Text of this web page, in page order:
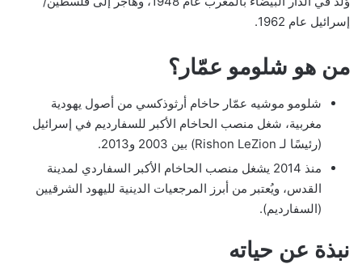
إسرائيل عام 1962.
من هو شلومو عمّار؟
شلومو موشيه عمّار حاخام أرثوذكسي من أصول يهودية
مغربية، شغل منصب الحاخام الأكبر للسفارديم في إسرائيل
(رئيسًا لـ Rishon LeZion) بين 2003 و2013.
منذ 2014 يشغل منصب الحاخام الأكبر السفاردي لمدينة
القدس، ويُعتبر من أبرز المرجعيات الدينية لليهود الشرقيين
(السفارديم).
نبذة عن حياته